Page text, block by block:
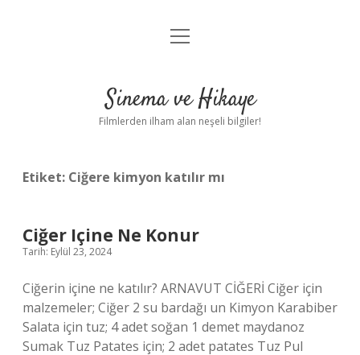
Gizlilik Politikası
Yasal Uyarı
menüyü
Sinema ve Hikaye
Filmlerden ilham alan neşeli bilgiler!
Etiket: Ciğere kimyon katılır mı
Ciğer Içine Ne Konur
Tarih: Eylül 23, 2024
Ciğerin içine ne katılır? ARNAVUT CİĞERİ Ciğer için
malzemeler; Ciğer 2 su bardağı un Kimyon Karabiber
Salata için tuz; 4 adet soğan 1 demet maydanoz
Sumak Tuz Patates için; 2 adet patates Tuz Pul